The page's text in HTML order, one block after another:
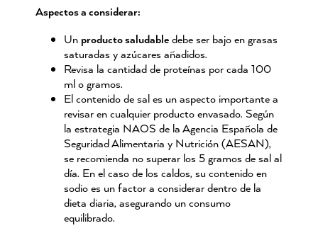
Aspectos a considerar:
Un producto saludabledebe ser bajo en grasas
saturadas y azúcares añadidos.
Revisa la cantidad de proteínas por cada 100
ml o gramos.
El contenido de sal es un aspecto importante a
revisar en cualquier producto envasado. Según
la estrategia NAOS de la Agencia Española de
Seguridad Alimentaria y Nutrición (AESAN),
se recomienda no superar los 5 gramos de sal al
día. En el caso de los caldos, su contenido en
sodio es un factor a considerar dentro de la
dieta diaria, asegurando un consumo
equilibrado.